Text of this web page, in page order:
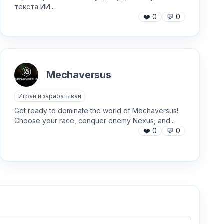
текста ИИ...
❤️ 0 💬 0
Mechaversus
Играй и зарабатывай
Get ready to dominate the world of Mechaversus!
Choose your race, conquer enemy Nexus, and...
❤️ 0 💬 0